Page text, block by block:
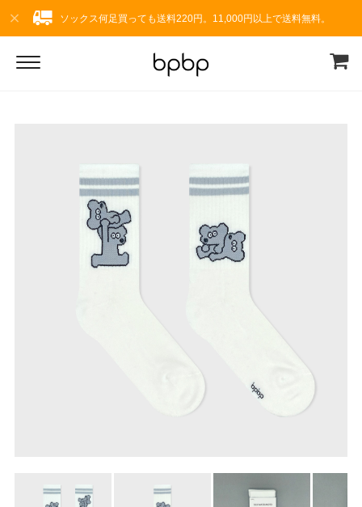
ソックス何足買っても送料220円。11,000円以上で送料無料。